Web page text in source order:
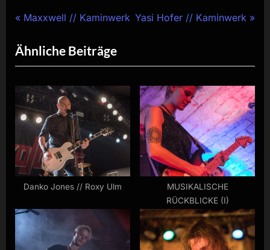
Beitragsnavigation
P
e
v
i
o
u
P
o
s
Maxxwell // Kaminwerk N
t
P
o
Yasi Hofer // Kaminwerk
Ähnliche Beiträge
Danko Jones // Roxy Ulm
MUSIKALISCHE
RÜCKBLICKE (I)